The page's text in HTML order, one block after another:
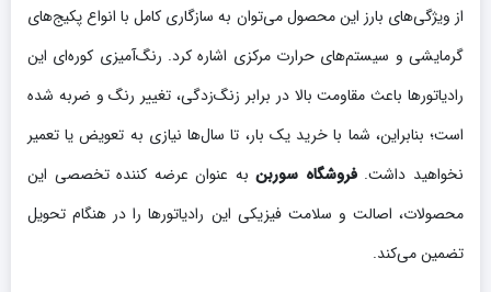
از ویژگی‌های بارز این محصول می‌توان به سازگاری کامل با انواع پکیج‌های
گرمایشی و سیستم‌های حرارت مرکزی اشاره کرد. رنگ‌آمیزی کوره‌ای این
رادیاتورها باعث مقاومت بالا در برابر زنگ‌زدگی، تغییر رنگ و ضربه شده
است؛ بنابراین، شما با خرید یک بار، تا سال‌ها نیازی به تعویض یا تعمیر
نخواهید داشت.فروشگاه سوربنبه عنوان عرضه کننده تخصصی این
محصولات، اصالت و سلامت فیزیکی این رادیاتورها را در هنگام تحویل
تضمین می‌کند.